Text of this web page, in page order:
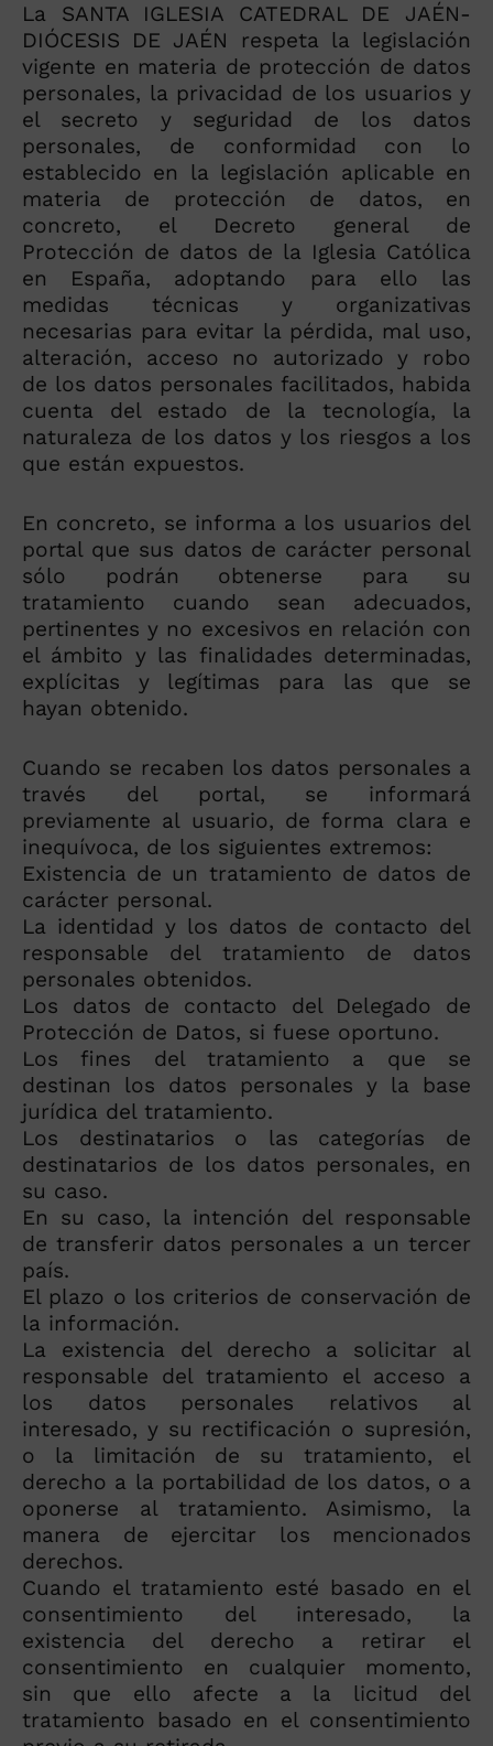
La SANTA IGLESIA CATEDRAL DE JAÉN-
DIÓCESIS DE JAÉN respeta la legislación
vigente en materia de protección de datos
personales, la privacidad de los usuarios y
el secreto y seguridad de los datos
personales, de conformidad con lo
establecido en la legislación aplicable en
materia de protección de datos, en
concreto, el Decreto general de
Protección de datos de la Iglesia Católica
en España, adoptando para ello las
medidas técnicas y organizativas
necesarias para evitar la pérdida, mal uso,
alteración, acceso no autorizado y robo
de los datos personales facilitados, habida
cuenta del estado de la tecnología, la
naturaleza de los datos y los riesgos a los
que están expuestos.
En concreto, se informa a los usuarios del
portal que sus datos de carácter personal
sólo podrán obtenerse para su
tratamiento cuando sean adecuados,
pertinentes y no excesivos en relación con
el ámbito y las finalidades determinadas,
explícitas y legítimas para las que se
hayan obtenido.
Cuando se recaben los datos personales a
través del portal, se informará
previamente al usuario, de forma clara e
inequívoca, de los siguientes extremos:
Existencia de un tratamiento de datos de
carácter personal.
La identidad y los datos de contacto del
responsable del tratamiento de datos
personales obtenidos.
Los datos de contacto del Delegado de
Protección de Datos, si fuese oportuno.
Los fines del tratamiento a que se
destinan los datos personales y la base
jurídica del tratamiento.
Los destinatarios o las categorías de
destinatarios de los datos personales, en
su caso.
En su caso, la intención del responsable
de transferir datos personales a un tercer
país.
El plazo o los criterios de conservación de
la información.
La existencia del derecho a solicitar al
responsable del tratamiento el acceso a
los datos personales relativos al
interesado, y su rectificación o supresión,
o la limitación de su tratamiento, el
derecho a la portabilidad de los datos, o a
oponerse al tratamiento. Asimismo, la
manera de ejercitar los mencionados
derechos.
Cuando el tratamiento esté basado en el
consentimiento del interesado, la
existencia del derecho a retirar el
consentimiento en cualquier momento,
sin que ello afecte a la licitud del
tratamiento basado en el consentimiento